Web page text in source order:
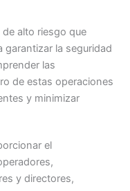
alto riesgo que
garantizar la seguridad
las
de estas operaciones
y minimizar
el
y directores,